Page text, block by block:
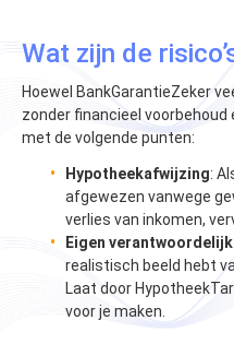
Wat zijn de
Hoewel BankGarantieZeker
zonder financieel voorbehoud
met de volgende punten:
Hypotheekafwijzing:
afgewezen vanwege
verlies van inkomen,
Eigen
realistisch beeld hebt
Laat door
voor je maken​.